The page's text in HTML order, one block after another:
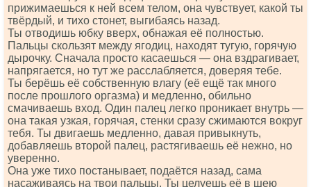
прижимаешься к ней всем телом, она чувствует, какой ты
твёрдый, и тихо стонет, выгибаясь назад.
Ты отводишь юбку вверх, обнажая её полностью.
Пальцы скользят между ягодиц, находят тугую, горячую
дырочку. Сначала просто касаешься — она вздрагивает,
напрягается, но тут же расслабляется, доверяя тебе.
Ты берёшь её собственную влагу (её ещё так много
после прошлого оргазма) и медленно, обильно
смачиваешь вход. Один палец легко проникает внутрь —
она такая узкая, горячая, стенки сразу сжимаются вокруг
тебя. Ты двигаешь медленно, давая привыкнуть,
добавляешь второй палец, растягиваешь её нежно, но
уверенно.
Она уже тихо постанывает, подаётся назад, сама
насаживаясь на твои пальцы. Ты целуешь её в шею